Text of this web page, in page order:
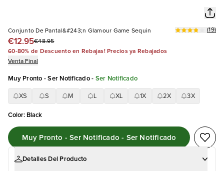
Conjunto De Pantal&#243;n Glamour Game Sequin
€12.95€48.95
(19)
60-80% de Descuento en Rebajas! Precios ya Rebajados
Venta Final
Muy Pronto - Ser Notificado- Ser Notificado
XS S M XL 1X 2X 3X
Color: Black
Muy Pronto - Ser Notificado - Ser Notificado
Detalles Del Producto